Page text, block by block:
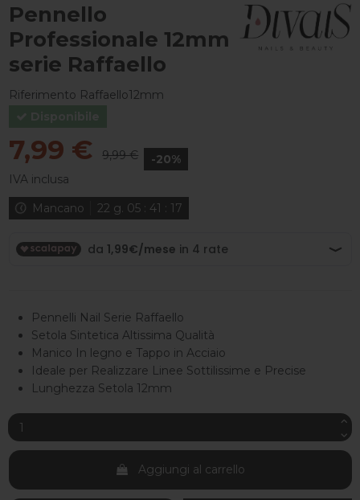
Pennello
Professionale 12mm
serie Raffaello
Riferimento Raffaello12mm
7,99 € 9,99 €
-20%
IVA inclusa
Mancano
22 g. 05: 41 : 17
Pennelli Nail Serie Raffaello
Setola Sintetica Altissima Qualità
Manico In legno e Tappo in Acciaio
Ideale per Realizzare Linee Sottilissime e Precise
Lunghezza Setola 12mm
Aggiungi al carrello